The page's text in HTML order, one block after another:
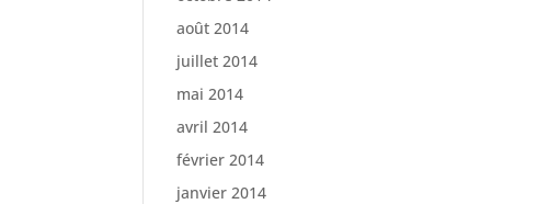
août 2014
juillet 2014
mai 2014
avril 2014
février 2014
janvier 2014